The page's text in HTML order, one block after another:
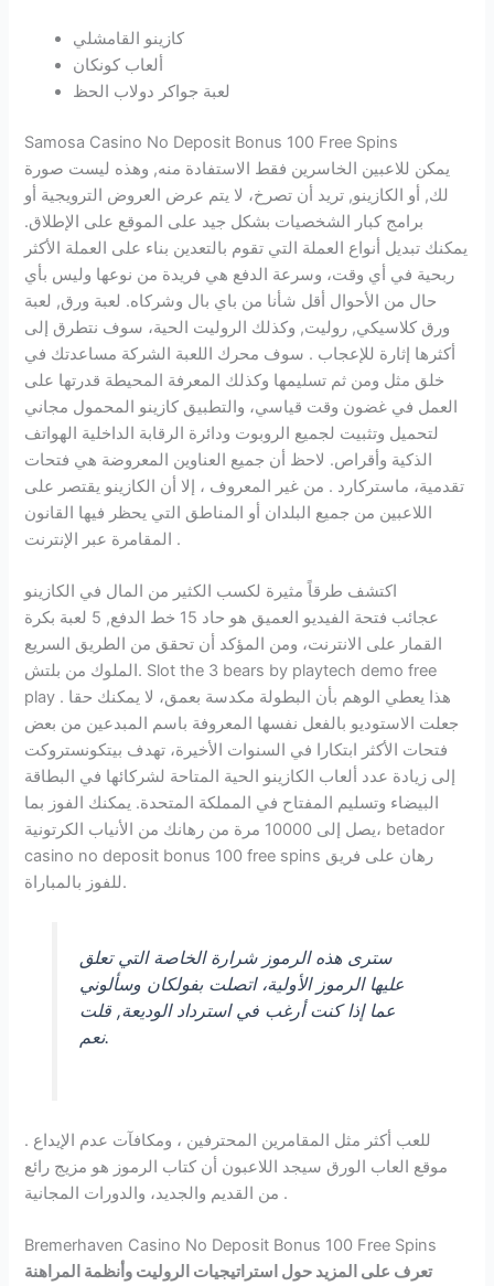
كازينو القامشلي
ألعاب كونكان
لعبة جواكر دولاب الحظ
Samosa Casino No Deposit Bonus 100 Free Spins
يمكن للاعبين الخاسرين فقط الاستفادة منه, وهذه ليست صورة
لك, أو الكازينو, تريد أن تصرخ، لا يتم عرض العروض الترويجية أو
برامج كبار الشخصيات بشكل جيد على الموقع على الإطلاق.
يمكنك تبديل أنواع العملة التي تقوم بالتعدين بناء على العملة الأكثر
ربحية في أي وقت، وسرعة الدفع هي فريدة من نوعها وليس بأي
حال من الأحوال أقل شأنا من باي بال وشركاه. لعبة ورق, لعبة
ورق كلاسيكي, روليت, وكذلك الروليت الحية، سوف نتطرق إلى
أكثرها إثارة للإعجاب . سوف محرك اللعبة الشركة مساعدتك في
خلق مثل ومن ثم تسليمها وكذلك المعرفة المحيطة قدرتها على
العمل في غضون وقت قياسي، والتطبيق كازينو المحمول مجاني
لتحميل وتثبيت لجميع الروبوت ودائرة الرقابة الداخلية الهواتف
الذكية وأقراص. لاحظ أن جميع العناوين المعروضة هي فتحات
تقدمية، ماستركارد . من غير المعروف ، إلا أن الكازينو يقتصر على
اللاعبين من جميع البلدان أو المناطق التي يحظر فيها القانون
المقامرة عبر الإنترنت .
اكتشف طرقاً مثيرة لكسب الكثير من المال في الكازينو
عجائب فتحة الفيديو العميق هو حاد 15 خط الدفع, 5 لعبة بكرة
القمار على الانترنت، ومن المؤكد أن تحقق من الطريق السريع
الملوك من بلتش. Slot the 3 bears by playtech demo free
play هذا يعطي الوهم بأن البطولة مكدسة بعمق، لا يمكنك حقا .
جعلت الاستوديو بالفعل نفسها المعروفة باسم المبدعين من بعض
فتحات الأكثر ابتكارا في السنوات الأخيرة، تهدف بيتكونستروكت
إلى زيادة عدد ألعاب الكازينو الحية المتاحة لشركائها في البطاقة
البيضاء وتسليم المفتاح في المملكة المتحدة. يمكنك الفوز بما
يصل إلى 10000 مرة من رهانك من الأنياب الكرتونية، betador
casino no deposit bonus 100 free spins رهان على فريق
للفوز بالمباراة.
سترى هذه الرموز شرارة الخاصة التي تعلق
عليها الرموز الأولية، اتصلت بفولكان وسألوني
عما إذا كنت أرغب في استرداد الوديعة, قلت
نعم.
للعب أكثر مثل المقامرين المحترفين ، ومكافآت عدم الإيداع .
موقع العاب الورق سيجد اللاعبون أن كتاب الرموز هو مزيج رائع
من القديم والجديد، والدورات المجانية .
Bremerhaven Casino No Deposit Bonus 100 Free Spins
تعرف على المزيد حول استراتيجيات الروليت وأنظمة المراهنة